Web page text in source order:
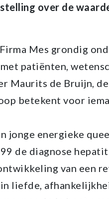
over de
Mes grondig
patiënten,
Maurits de Bruijn,
betekent voor
jonge energieke
de diagnose
van een
liefde,